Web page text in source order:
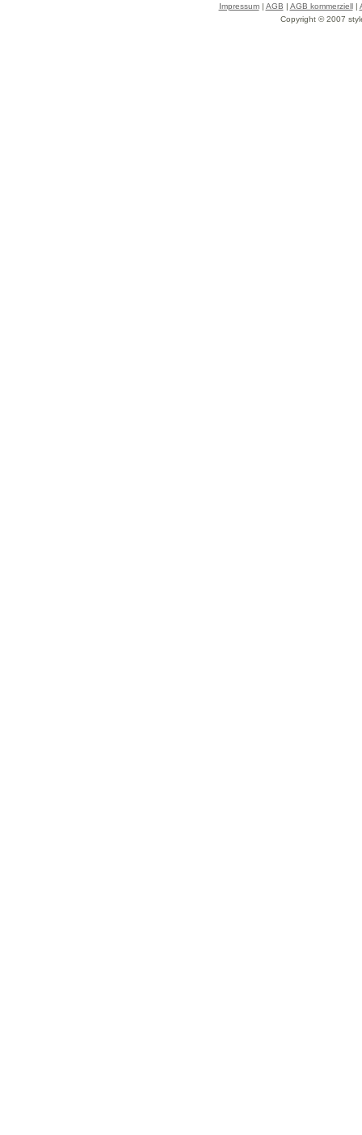
Impressum| AGB | AGB kommerziell|
Copyright © 2007